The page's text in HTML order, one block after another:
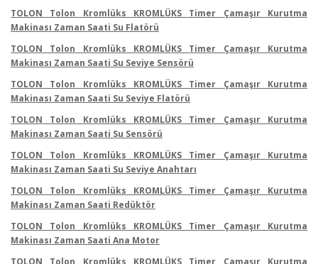
TOLON Tolon Kromlüks KROMLÜKS Timer Çamaşır Kurutma
Makinası Zaman Saati Su Flatörü
TOLON Tolon Kromlüks KROMLÜKS Timer Çamaşır Kurutma
Makinası Zaman Saati Su Seviye Sensörü
TOLON Tolon Kromlüks KROMLÜKS Timer Çamaşır Kurutma
Makinası Zaman Saati Su Seviye Flatörü
TOLON Tolon Kromlüks KROMLÜKS Timer Çamaşır Kurutma
Makinası Zaman Saati Su Sensörü
TOLON Tolon Kromlüks KROMLÜKS Timer Çamaşır Kurutma
Makinası Zaman Saati Su Seviye Anahtarı
TOLON Tolon Kromlüks KROMLÜKS Timer Çamaşır Kurutma
Makinası Zaman Saati Redüktör
TOLON Tolon Kromlüks KROMLÜKS Timer Çamaşır Kurutma
Makinası Zaman Saati Ana Motor
TOLON Tolon Kromlüks KROMLÜKS Timer Çamaşır Kurutma